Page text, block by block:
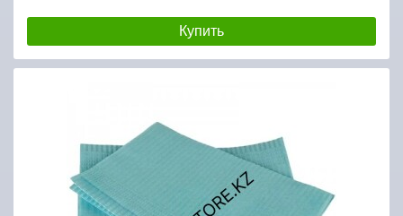
Купить